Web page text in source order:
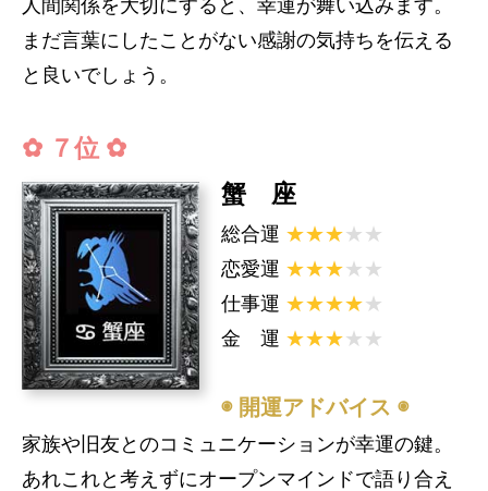
人間関係を大切にすると、幸運が舞い込みます。
まだ言葉にしたことがない感謝の気持ちを伝える
と良いでしょう。
✿ ７位 ✿
蟹 座
総合運 ★★★★★
恋愛運 ★★★★★
仕事運 ★★★★★
金 運 ★★★★★
◉ 開運アドバイス ◉
家族や旧友とのコミュニケーションが幸運の鍵。
あれこれと考えずにオープンマインドで語り合え